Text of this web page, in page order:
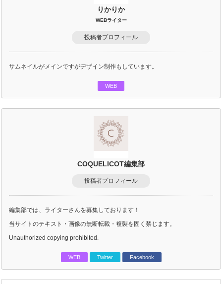
りかりか
WEBライター
投稿者プロフィール
サムネイルがメインですがデザイン制作もしています。
WEB
COQUELICOT編集部
投稿者プロフィール
編集部では、ライターさんを募集しております！
当サイトのテキスト・画像の無断転載・複製を固く禁じます。
Unauthorized copying prohibited.
WEB Twitter Facebook